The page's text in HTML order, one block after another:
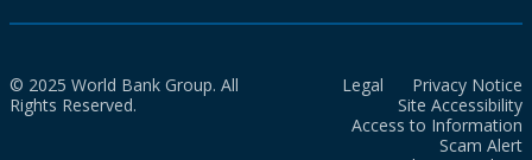
© 2025 World Bank Group. All
Rights Reserved.
Legal
Privacy Notice
Site Accessibility
Access to Information
Scam Alert